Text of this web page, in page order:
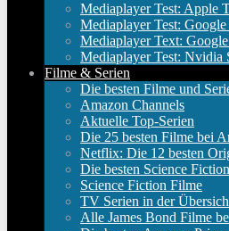
Mediaplayer Test: Apple
Mediaplayer Test: Google
Mediaplayer Text:
Mediaplayer Test:
Filme & Serien
Die besten Filme und
Amazon Channels
Aktuelle Top-Serien
Die 25 besten Filme bei
Netflix: Die 12 besten
Die besten Science
Science Fiction Filme
TV Serien in der
Alle James Bond Filme